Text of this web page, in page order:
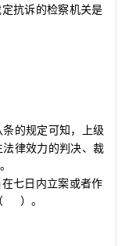
抗诉的检察机关是
的规定可知 ，
上级
律效力的判决、裁
。
七日内立案或者作
）。